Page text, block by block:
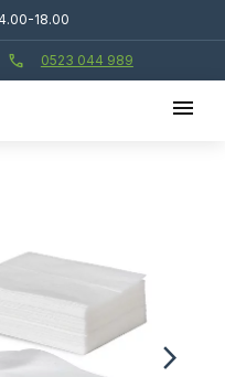
18.00
call 0523 044 989